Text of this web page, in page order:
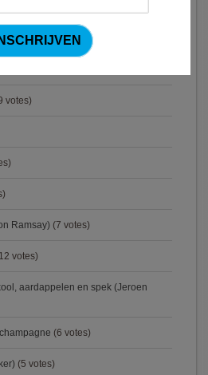
(10 votes)
zure room (Piet Huysentruyt)
votes)
Ramsay) (7 votes)
votes)
aardappelen en spek (Jeroen
(6 votes)
(5 votes)